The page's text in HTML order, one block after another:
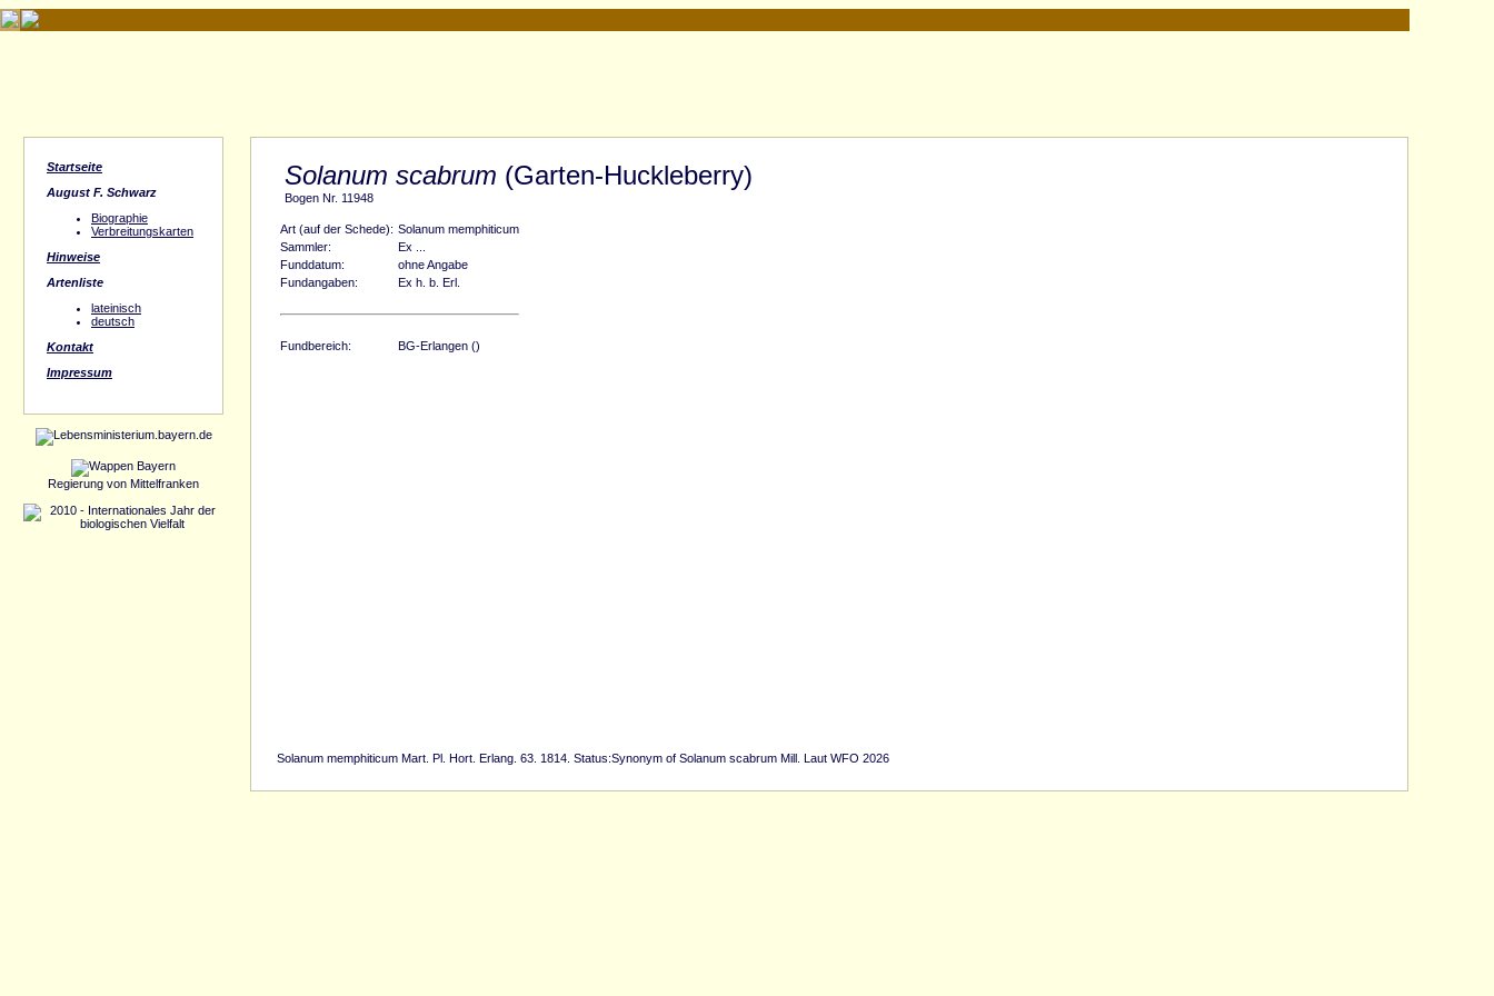
Startseite
August F. Schwarz
Biographie
Verbreitungskarten
Hinweise
Artenliste
lateinisch
deutsch
Kontakt
Impressum
Regierung von Mittelfranken
Solanum scabrum (Garten-Huckleberry)
Bogen Nr. 11948
Art (auf der Schede): Solanum memphiticum
Sammler:
Ex ...
Funddatum:
ohne Angabe
Fundangaben:
Ex h. b. Erl.
Fundbereich: BG-Erlangen ()
Solanum memphiticum Mart. Pl. Hort. Erlang. 63. 1814. Status:Synonym of Solanum scabrum Mill. Laut WFO 2026